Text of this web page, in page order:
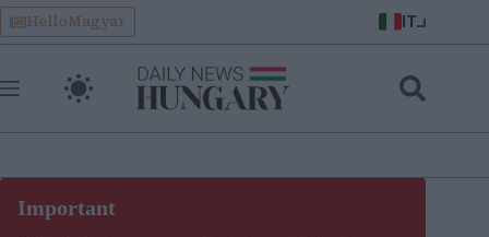
Skip
to
content
HelloMagyar IT